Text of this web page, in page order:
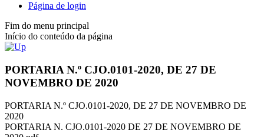
Página de login
Fim do menu principal
Início do conteúdo da página
PORTARIA N.º CJO.0101-2020, DE 27 DE
NOVEMBRO DE 2020
PORTARIA N.º CJO.0101-2020, DE 27 DE NOVEMBRO DE
2020
PORTARIA N. CJO.0101-2020 DE 27 DE NOVEMBRO DE